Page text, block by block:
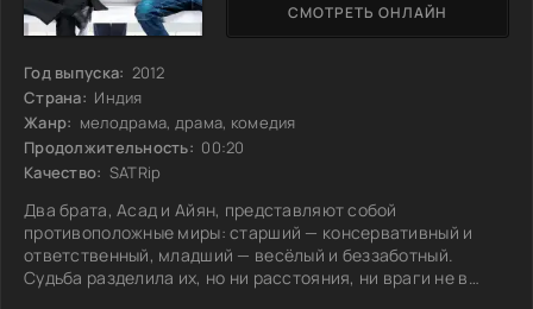
Год выпуска: 2012
Страна: Индия
Жанр: мелодрама, драма, комедия
Продолжительность: 00:20
Качество: SATRip
Два брата, Асад и Айян, представляют собой
противоположные миры: старший — консервативный и
ответственный, младший — весёлый и беззаботный.
Судьба разделила их, но ни расстояния, ни враги не в
СМОТРЕТЬ ОНЛАЙН